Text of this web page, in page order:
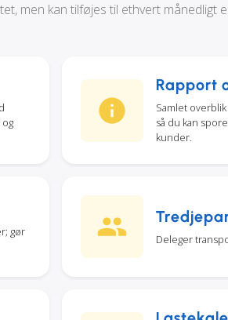
men kan tilføjes til ethvert månedligt
Rapport
Samlet
så du kan
kunder.
gør
Deleger